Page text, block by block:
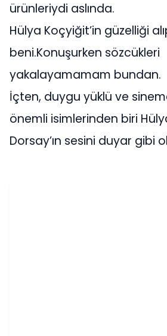
ürünleriydi aslında.
Hülya Koçyiğit’in güzelliği
beni.Konuşurken sözcükleri
yakalayamamam bundan.
İçten, duygu yüklü ve
önemli isimlerinden biri
Dorsay’ın sesini duyar gibi